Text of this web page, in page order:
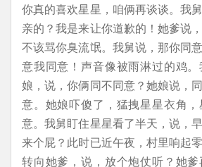
你真的喜欢星星，咱俩再谈谈。我
亲的？我是来让你道歉的！她爹说
不该骂你臭流氓。我舅说，那你同
意我同意！声音像被雨淋过的鸡
娘，说，你俩同不同意？她娘说，
意。她娘吓傻了，猛拽星星衣角
意。我舅盯住星星看了半天，说，
来个屁？此时已近午夜，村里响起
转向她爹，说，放个炮仗听？她爹